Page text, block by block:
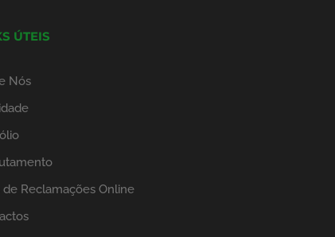
ÚTEIS
Nós
de Reclamações Online